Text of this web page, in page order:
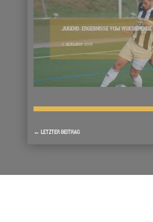
JUGEND: ERGEBNISSE VOM WOCHENENDE
3. DEZEMBER 2019
← LETZTER BEITRAG